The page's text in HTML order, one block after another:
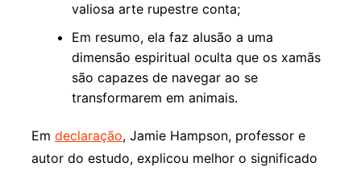
valiosa arte rupestre conta;
Em resumo, ela faz alusão a uma
dimensão espiritual oculta que os xamãs
são capazes de navegar ao se
transformarem em animais.
Em declaração, Jamie Hampson, professor e
autor do estudo, explicou melhor o significado